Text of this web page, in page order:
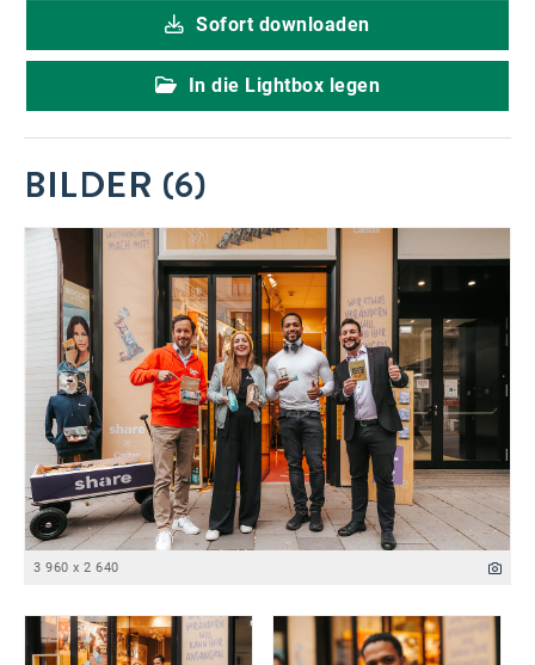
Sofort downloaden
In die Lightbox legen
BILDER (6)
3 960 x 2 640